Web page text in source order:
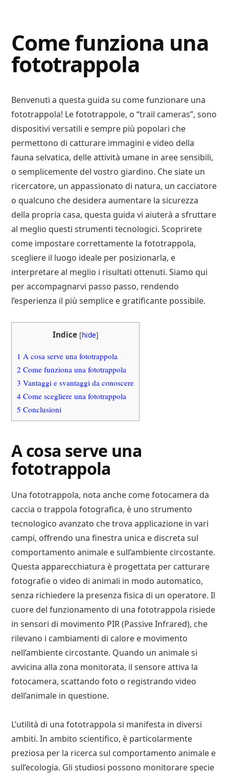
Advisory
Come funziona una
fototrappola
Benvenuti a questa guida su come funzionare una
fototrappola! Le fototrappole, o “trail cameras”, sono
dispositivi versatili e sempre più popolari che
permettono di catturare immagini e video della
fauna selvatica, delle attività umane in aree sensibili,
o semplicemente del vostro giardino. Che siate un
ricercatore, un appassionato di natura, un cacciatore
o qualcuno che desidera aumentare la sicurezza
della propria casa, questa guida vi aiuterà a sfruttare
al meglio questi strumenti tecnologici. Scoprirete
come impostare correttamente la fototrappola,
scegliere il luogo ideale per posizionarla, e
interpretare al meglio i risultati ottenuti. Siamo qui
per accompagnarvi passo passo, rendendo
l’esperienza il più semplice e gratificante possibile.
Indice [hide]
1 A cosa serve una fototrappola
2 Come funziona una fototrappola
3 Vantaggi e svantaggi da conoscere
4 Come scegliere una fototrappola
5 Conclusioni
A cosa serve una
fototrappola
Una fototrappola, nota anche come fotocamera da
caccia o trappola fotografica, è uno strumento
tecnologico avanzato che trova applicazione in vari
campi, offrendo una finestra unica e discreta sul
comportamento animale e sull’ambiente circostante.
Questa apparecchiatura è progettata per catturare
fotografie o video di animali in modo automatico,
senza richiedere la presenza fisica di un operatore. Il
cuore del funzionamento di una fototrappola risiede
in sensori di movimento PIR (Passive Infrared), che
rilevano i cambiamenti di calore e movimento
nell’ambiente circostante. Quando un animale si
avvicina alla zona monitorata, il sensore attiva la
fotocamera, scattando foto o registrando video
dell’animale in questione.
L’utilità di una fototrappola si manifesta in diversi
ambiti. In ambito scientifico, è particolarmente
preziosa per la ricerca sul comportamento animale e
sull’ecologia. Gli studiosi possono monitorare specie